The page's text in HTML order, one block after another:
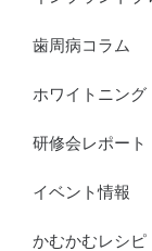
歯周病コラム
ホワイトニング
研修会レポート
イベント情報
かむかむレシピ